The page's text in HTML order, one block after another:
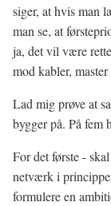
siger, at hvis man
man se, at
ja, det vil være
mod kabler,
Lad mig prøve at
bygger på. På fem
For det første -
netværk i
formulere en